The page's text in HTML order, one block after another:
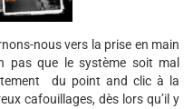
nous vers la prise en main
pas que le système soit mal
du point and clic à la
cafouillages, dès lors qu’il y